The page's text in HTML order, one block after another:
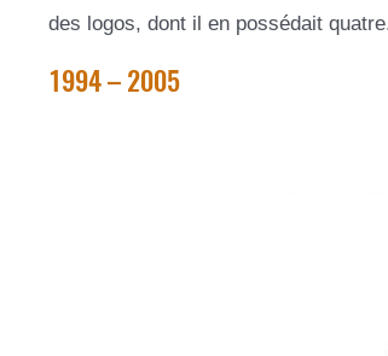
des logos, dont il en possédait
1994 – 2005